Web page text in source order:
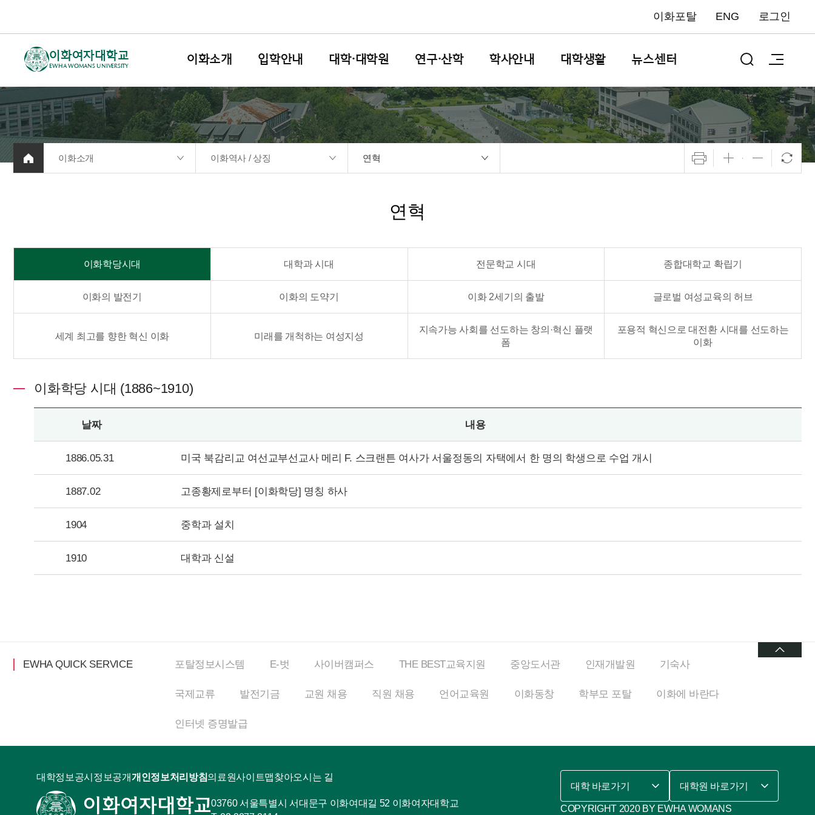
이화포탈 ENG 로그인
이화여자대학교
EWHA WOMANS UNIVERSITY
이화소개 입학안내 대학·대학원 연구·산학 학사안내 대학생활 뉴스센터
이화소개 이화역사 / 상징 연혁
연혁
이화학당시대 대학과 시대 전문학교 시대 종합대학교 확립기
이화의 발전기 이화의 도약기 이화 2세기의 출발 글로벌 여성교육의 허브
세계 최고를 향한 혁신 이화 미래를 개척하는 여성지성
지속가능 사회를 선도하는 창의·혁신 플랫
폼
포용적 혁신으로 대전환 시대를 선도하는
이화
이화학당 시대 (1886~1910)
날짜 내용
1886.05.31 미국 북감리교 여선교부선교사 메리 F. 스크랜튼 여사가 서울정동의 자택에서 한 명의 학생으로 수업 개시
1887.02 고종황제로부터 [이화학당] 명칭 하사
1904 중학과 설치
1910 대학과 신설
EWHA QUICK SERVICE 포탈정보시스템 E-벗 사이버캠퍼스 THE BEST교육지원 중앙도서관 인재개발원 기숙사
국제교류 발전기금 교원 채용 직원 채용 언어교육원 이화동창 학부모 포탈 이화에 바란다
인터넷 증명발급
대학정보공시 정보공개개인정보처리방침의료원사이트맵찾아오시는 길
03760 서울특별시 서대문구 이화여대길 52 이화여자대학교
대학 바로가기 대학원 바로가기
COPYRIGHT 2020 BY EWHA WOMANS